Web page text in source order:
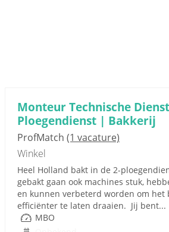
Monteur Technische
Ploegendienst | Bakkerij
ProfMatch (1 vacature)
Winkel
Heel Holland bakt in de 2-
gebakt gaan ook machines stuk,
en kunnen verbeterd worden om het
efficiënter te laten draaien. Jij bent...
MBO